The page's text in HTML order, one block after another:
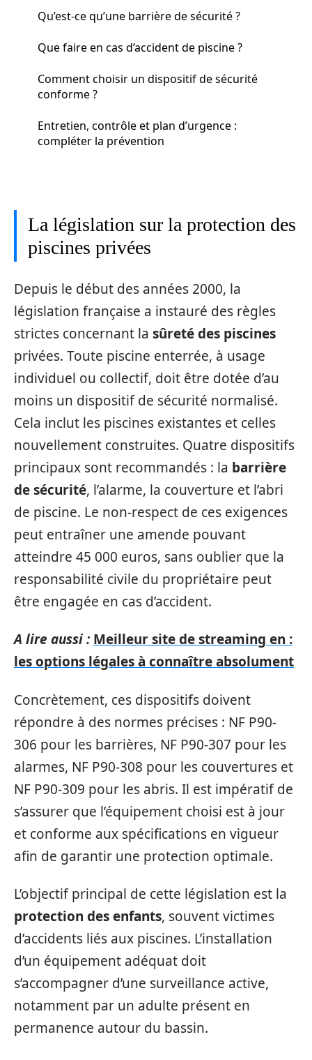
Qu’est-ce qu’une barrière de sécurité ?
Que faire en cas d’accident de piscine ?
Comment choisir un dispositif de sécurité
conforme ?
Entretien, contrôle et plan d’urgence :
compléter la prévention
La législation sur la protection des
piscines privées
Depuis le début des années 2000, la
législation française a instauré des règles
strictes concernant la sûreté des piscines
privées. Toute piscine enterrée, à usage
individuel ou collectif, doit être dotée d’au
moins un dispositif de sécurité normalisé.
Cela inclut les piscines existantes et celles
nouvellement construites. Quatre dispositifs
principaux sont recommandés : la barrière
de sécurité, l’alarme, la couverture et l’abri
de piscine. Le non-respect de ces exigences
peut entraîner une amende pouvant
atteindre 45 000 euros, sans oublier que la
responsabilité civile du propriétaire peut
être engagée en cas d’accident.
A lire aussi : Meilleur site de streaming en :
les options légales à connaître absolument
Concrètement, ces dispositifs doivent
répondre à des normes précises : NF P90-
306 pour les barrières, NF P90-307 pour les
alarmes, NF P90-308 pour les couvertures et
NF P90-309 pour les abris. Il est impératif de
s’assurer que l’équipement choisi est à jour
et conforme aux spécifications en vigueur
afin de garantir une protection optimale.
L’objectif principal de cette législation est la
protection des enfants, souvent victimes
d’accidents liés aux piscines. L’installation
d’un équipement adéquat doit
s’accompagner d’une surveillance active,
notamment par un adulte présent en
permanence autour du bassin.